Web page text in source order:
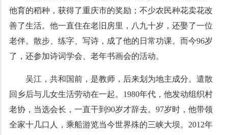
他育的稻种，获得了重庆市的奖励；不少农民种花卖花改
善了生活。他一直住在老旧房里，八九十岁，还娶了一位
老伴。散步、练字、写诗，成了他的日常功课。而今96岁
了，还参加诗词学会、老年书画会的活动。
吴江，共和国前，是教师，后来划为地主成分。遣散
回乡后与儿女生活劳动在一起。1980年代，他发动组织村
老协，当选会长，一直干到90岁才辞去。97岁时，他带领
全家十几口人，乘船游览当今世界殊的三峡大坝。2012年